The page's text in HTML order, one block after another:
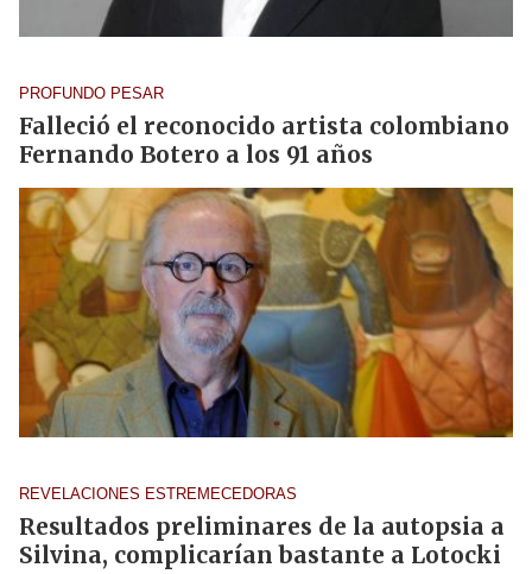
PROFUNDO PESAR
Falleció el reconocido artista colombiano
Fernando Botero a los 91 años
REVELACIONES ESTREMECEDORAS
Resultados preliminares de la autopsia a
Silvina, complicarían bastante a Lotocki